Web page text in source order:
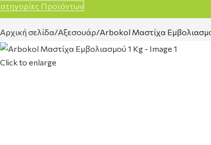
Προϊόντων
Αρχική σελίδα Αξεσουάρ Arbokol Μαστίχα
Click to enlarge